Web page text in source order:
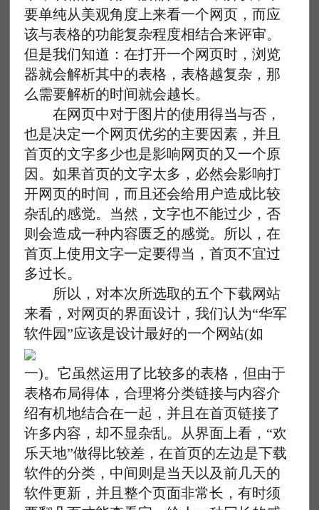
要单纯从美观角度上来看一个网页，而应
该与表格的功能复杂程度相结合来评审。
但是我们知道：在打开一个网页时，浏览
器就会解析其中的表格，表格越复杂，那
么需要解析的时间就会越长。
在网页中对于图片的使用得当与否，
也是决定一个网页优劣的主要因素，并且
首页的文字多少也是影响网页的又一个原
因。如果首页的文字太多，必然会影响打
开网页的时间，而且还会给用户造成比较
杂乱的感觉。当然，文字也不能过少，否
则会造成一种内容匮乏的感觉。所以，在
首页上使用文字一定要得当，首页不宜过
多过长。
所以，对本次所选取的五个下载网站
来看，对网页的界面设计，我们认为“华军
软件园”应该是设计最好的一个网站(如
一)。它虽然运用了比较多的表格，但由于
表格布局得体，合理将分类链接与内容介
绍有机地结合在一起，并且在首页链接了
许多内容，却不显杂乱。从界面上看，“欢
乐天地”做得比较差，在首页的左边是下载
软件的分类，中间则是当天以及前几天的
软件更新，并且整个页面非常长，有时须